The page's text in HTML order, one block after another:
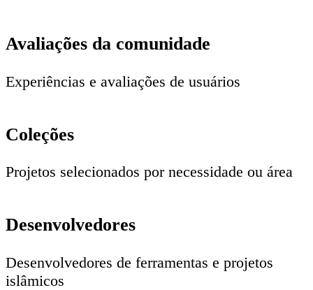
Avaliações da comunidade
Experiências e avaliações de usuários
Coleções
Projetos selecionados por necessidade ou área
Desenvolvedores
Desenvolvedores de ferramentas e projetos
islâmicos